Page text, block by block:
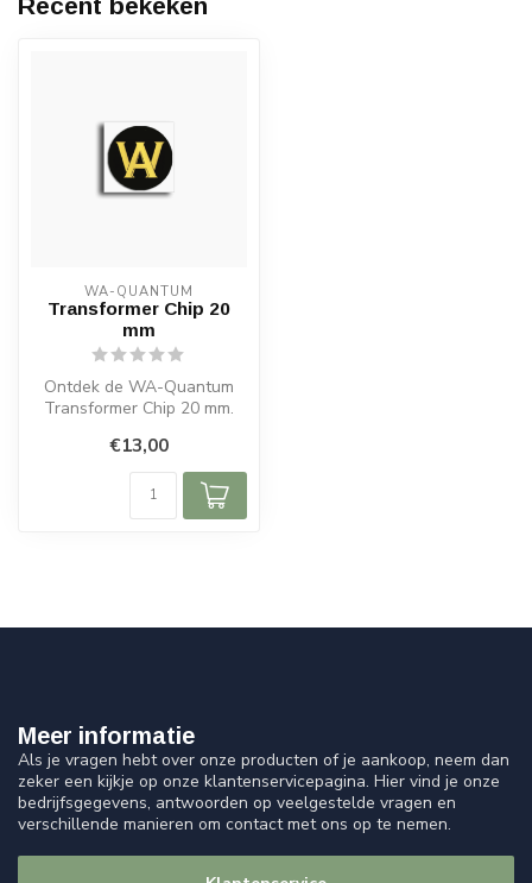
WA-QUANTUM
Transformer Chip 20
mm
Ontdek de WA-Quantum
Transformer Chip 20 mm.
groot hoorba...
€13,00
Meer informatie
Als je vragen hebt over onze producten of je aankoop, neem dan
zeker een kijkje op onze klantenservicepagina. Hier vind je onze
bedrijfsgegevens, antwoorden op veelgestelde vragen en
verschillende manieren om contact met ons op te nemen.